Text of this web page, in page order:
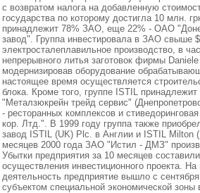
с возвратом налога на добавленную
государства по которому достигла 10 млн.
принадлежит 78% ЗАО, еще 22% - ОАО
завод". Группа инвестировала в ЗАО свыше
электросталеплавильное производство, в
непрерывного литья заготовок фирмы
модернизировав оборудование
настоящее время осуществляется
блока. Кроме того, группе ISTIL
"Металзюкрейн трейд сервис"
- ресторанных комплексов и
кор. Лтд.". В 1999 году группа также
завод ISTIL (UK) Plc. в Англии и ISTIL
месяцев 2000 года ЗАО "Истил - ДМЗ"
Убытки предприятия за 10 месяцев
осуществления инвестиционного проекта.
деятельность предприятие вышло с
субъектом специальной экономической зоны